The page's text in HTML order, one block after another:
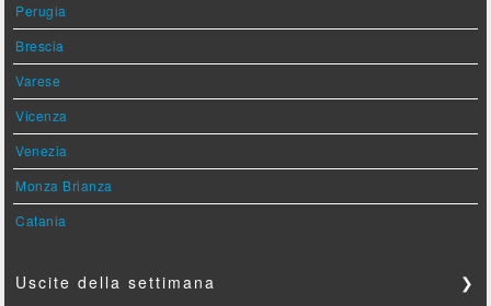
Perugia
Brescia
Varese
Vicenza
Venezia
Monza Brianza
Catania
Uscite della settimana ❯